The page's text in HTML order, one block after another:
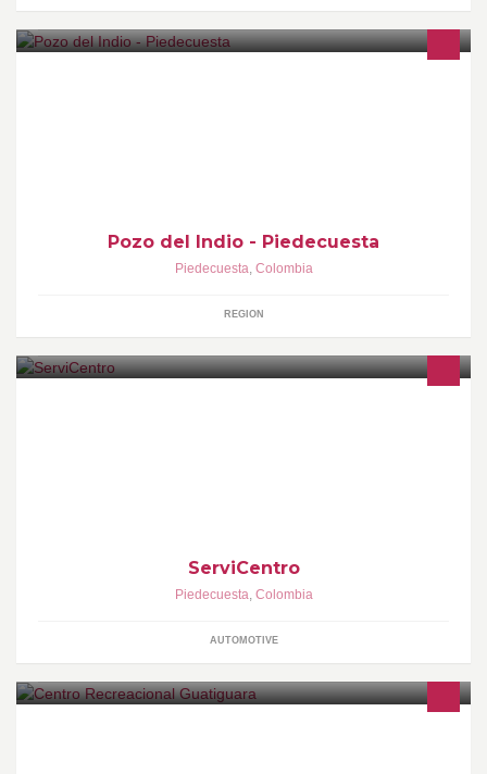
Pozo del Indio - Piedecuesta
Piedecuesta, Colombia
REGION
ServiCentro
Piedecuesta, Colombia
AUTOMOTIVE